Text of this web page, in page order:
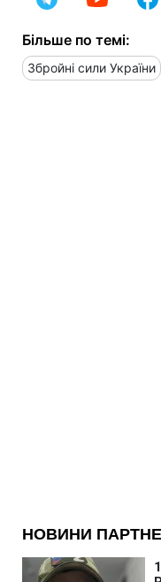
Більше по темі:
Збройні сили України